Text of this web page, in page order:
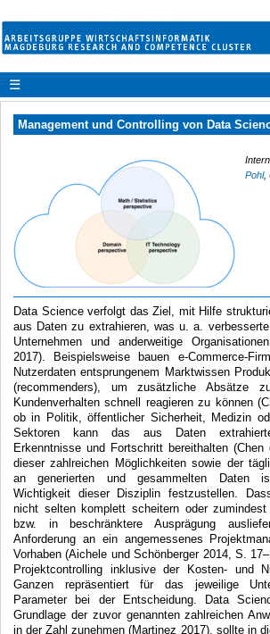
☰
Management und Controlling von Data
Pohl,
Data Science verfolgt das Ziel, mit Hilfe
aus Daten zu extrahieren, was u. a.
Unternehmen und anderweitige
2017). Beispielsweise bauen e-Commerce-
Nutzerdaten entsprungenem Marktwissen
(recommenders), um zusätzliche Absätze
Kundenverhalten schnell reagieren zu können
ob in Politik, öffentlicher Sicherheit, Medizin
Sektoren kann das aus Daten
Erkenntnisse und Fortschritt bereithalten
dieser zahlreichen Möglichkeiten sowie der
an generierten und gesammelten Daten
Wichtigkeit dieser Disziplin festzustellen.
nicht selten komplett scheitern oder
bzw. in beschränktere Ausprägung
Anforderung an ein angemessenes
Vorhaben (Aichele und Schönberger 2014, S.
Projektcontrolling inklusive der Kosten- und
Ganzen repräsentiert für das jeweilige
Parameter bei der Entscheidung. Data
Grundlage der zuvor genannten zahlreichen
in der Zahl zunehmen (Martinez 2017), sollte in